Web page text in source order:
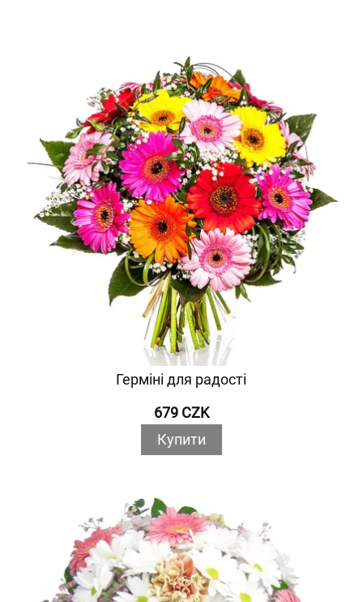
Герміні для радості
679 CZK
Купити